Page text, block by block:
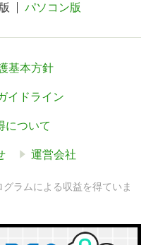
パソコン版
基本方針
イドライン
について
運営会社
ラムによる収益を得ていま